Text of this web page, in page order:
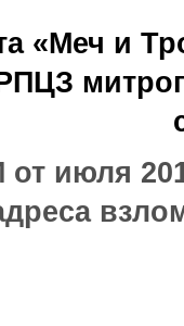
«Меч и
июля